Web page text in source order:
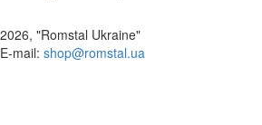
2026, "Romstal Ukraine"
​E-mail: shop@romstal.ua